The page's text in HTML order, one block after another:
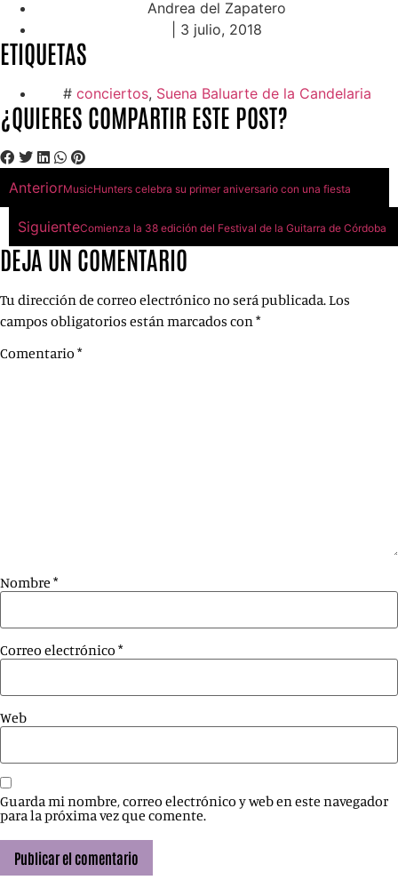
Andrea del Zapatero
3 julio, 2018
ETIQUETAS
# conciertos, Suena Baluarte de la Candelaria
¿QUIERES COMPARTIR ESTE POST?
AnteriorMusicHunters celebra su primer aniversario con una fiesta
SiguienteComienza la 38 edición del Festival de la Guitarra de Córdoba
DEJA UN COMENTARIO
Tu dirección de correo electrónico no será publicada.Los
campos obligatorios están marcados con*
Comentario *
Nombre *
Correo electrónico *
Web
Guarda mi nombre, correo electrónico y web en este navegador
para la próxima vez que comente.